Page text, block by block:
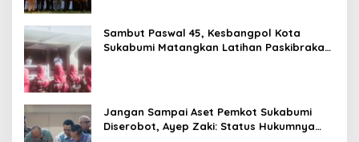
Sambut Paswal 45, Kesbangpol Kota
Sukabumi Matangkan Latihan Paskibraka
Jangan Sampai Aset Pemkot Sukabumi
Diserobot, Ayep Zaki: Status Hukumnya